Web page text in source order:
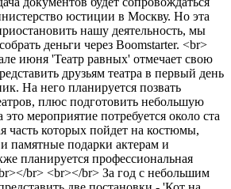
юстиции в Москву. Но эта
нашу деятельность, мы
деньги через Boomstarter. <br>
июня 'Театр равных' отмечает свою
друзьям театра в первый день
На него планируется позвать
плюс подготовить небольшую
мероприятие потребуется около ста
часть которых пойдет на костюмы,
памятные подарки актерам и
планируется профессиональная
br> <br></br> За год с небольшим